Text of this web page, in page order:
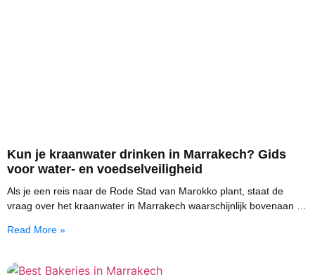
Kun je kraanwater drinken in Marrakech? Gids
voor water- en voedselveiligheid
Als je een reis naar de Rode Stad van Marokko plant, staat de
vraag over het kraanwater in Marrakech waarschijnlijk bovenaan je
Read More »